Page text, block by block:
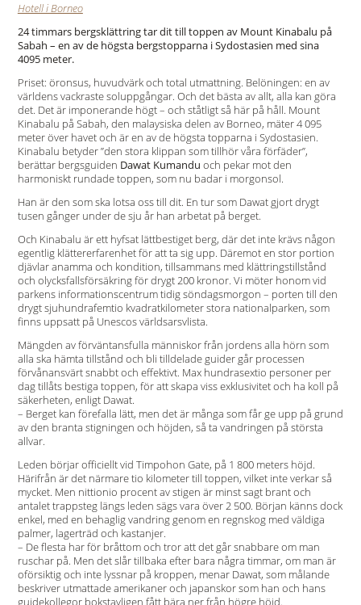
Hotell i Borneo
24 timmars bergsklättring tar dit till toppen av Mount Kinabalu på
Sabah – en av de högsta bergstopparna i Sydostasien med sina
4095 meter.
Priset: öronsus, huvudvärk och total utmattning. Belöningen: en av
världens vackraste soluppgångar. Och det bästa av allt, alla kan göra
det. Det är imponerande högt – och ståtligt så här på håll. Mount
Kinabalu på Sabah, den malaysiska delen av Borneo, mäter 4 095
meter över havet och är en av de högsta topparna i Sydostasien.
Kinabalu betyder ”den stora klippan som tillhör våra förfäder”,
berättar bergsguiden Dawat Kumandu och pekar mot den
harmoniskt rundade toppen, som nu badar i morgonsol.
Han är den som ska lotsa oss till dit. En tur som Dawat gjort drygt
tusen gånger under de sju år han arbetat på berget.
Och Kinabalu är ett hyfsat lättbestiget berg, där det inte krävs någon
egentlig klättererfarenhet för att ta sig upp. Däremot en stor portion
djävlar anamma och kondition, tillsammans med klättringstillstånd
och olycksfallsförsäkring för drygt 200 kronor. Vi möter honom vid
parkens informationscentrum tidig söndagsmorgon – porten till den
drygt sjuhundrafemtio kvadratkilometer stora nationalparken, som
finns uppsatt på Unescos världsarsvlista.
Mängden av förväntansfulla människor från jordens alla hörn som
alla ska hämta tillstånd och bli tilldelade guider går processen
förvånansvärt snabbt och effektivt. Max hundrasextio personer per
dag tillåts bestiga toppen, för att skapa viss exklusivitet och ha koll på
säkerheten, enligt Dawat.
– Berget kan förefalla lätt, men det är många som får ge upp på grund
av den branta stigningen och höjden, så ta vandringen på största
allvar.
Leden börjar officiellt vid Timpohon Gate, på 1 800 meters höjd.
Härifrån är det närmare tio kilometer till toppen, vilket inte verkar så
mycket. Men nittionio procent av stigen är minst sagt brant och
antalet trappsteg längs leden sägs vara över 2 500. Början känns dock
enkel, med en behaglig vandring genom en regnskog med väldiga
palmer, lagerträd och kastanjer.
– De flesta har för bråttom och tror att det går snabbare om man
ruschar på. Men det slår tillbaka efter bara några timmar, om man är
oförsiktig och inte lyssnar på kroppen, menar Dawat, som målande
beskriver utmattade amerikaner och japanskor som han och hans
guidekollegor bokstavligen fått bära ner från högre höjd.